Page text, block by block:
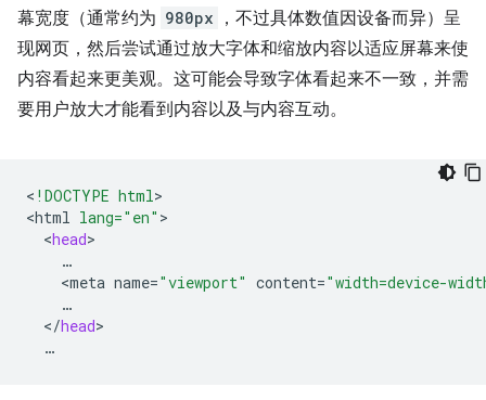
幕宽度（通常约为 980px
，不过具体数值因设备而异）呈
现网页，然后尝试通过放大字体和缩放内容以适应屏幕来使
内容看起来更美观。这可能会导致字体看起来不一致，并需
要用户放大才能看到内容以及与内容互动。
< !DOCTYPE html>
<html lang="en"
<head
<meta name="viewport" content="width=device-
</head